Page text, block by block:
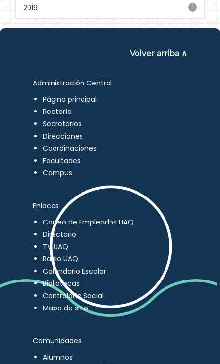
1
2019
Volver arriba ∧
Administración Central
Página principal
Rectoría
Secretarios
Direcciones
Coordinaciones
Facultades
Campus
Enlaces
Correo de Empleados UAQ
Directorio
TV UAQ
Radio UAQ
Calendario Escolar
Bibliotecas
Contraloría Social
Mapa de sitio
Comunidades
Alumnos